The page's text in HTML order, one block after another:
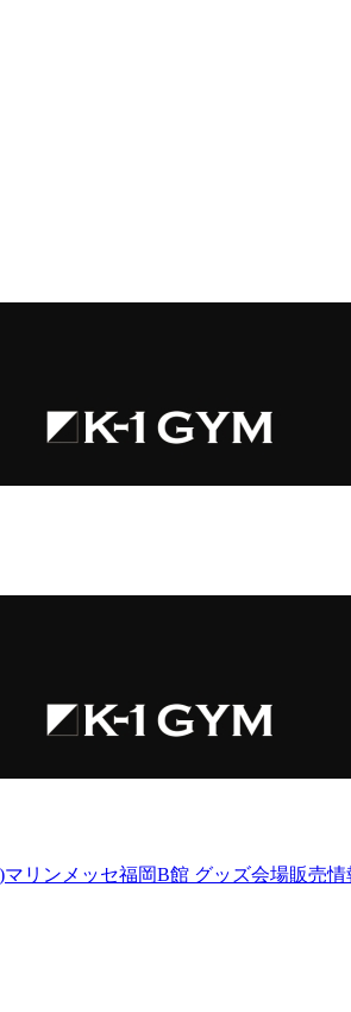
リンメッセ福岡B館 グッズ会場販売情